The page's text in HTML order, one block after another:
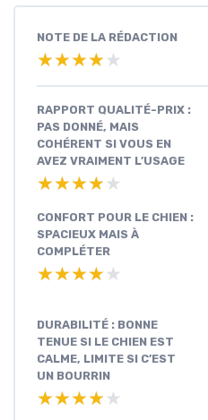
NOTE DE LA RÉDACTION
★★★★★
★★★★★
RAPPORT QUALITÉ-PRIX :
PAS DONNÉ, MAIS
COHÉRENT SI VOUS EN
AVEZ VRAIMENT L’USAGE
★★★★★
★★★★★
CONFORT POUR LE CHIEN :
SPACIEUX MAIS À
COMPLÉTER
★★★★★
★★★★★
DURABILITÉ : BONNE
TENUE SI LE CHIEN EST
CALME, LIMITE SI C’EST
UN BOURRIN
★★★★★
★★★★★